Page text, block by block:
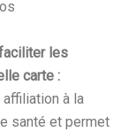
les
carte :
à la
santé et permet